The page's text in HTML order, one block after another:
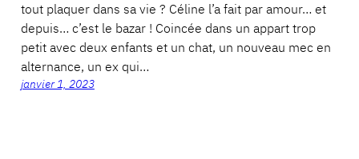
tout plaquer dans sa vie ? Céline l’a fait par amour… et
depuis… c’est le bazar ! Coincée dans un appart trop
petit avec deux enfants et un chat, un nouveau mec en
alternance, un ex qui…
janvier 1, 2023